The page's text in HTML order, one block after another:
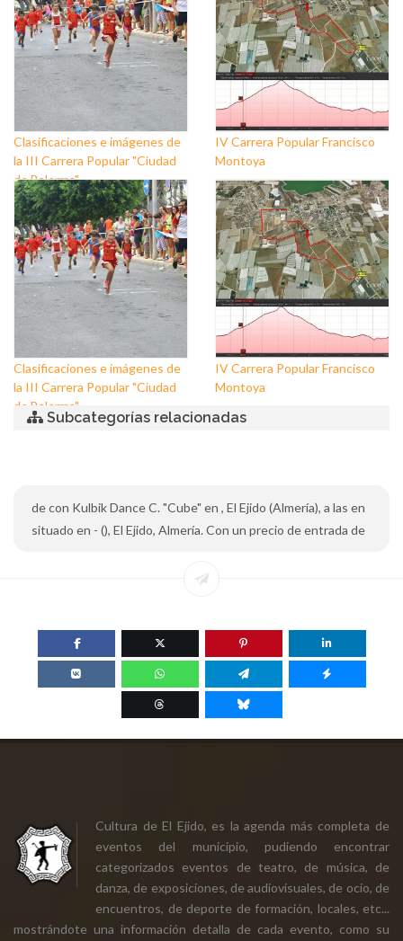
Clasificaciones e imágenes de
la III Carrera Popular "Ciudad
de Balerma"
IV Carrera Popular Francisco
Montoya
Clasificaciones e imágenes de
la III Carrera Popular "Ciudad
de Balerma"
IV Carrera Popular Francisco
Montoya
Subcategorías relacionadas
de con Kulbik Dance C. "Cube" en , El Ejido (Almería), a las en
situado en - (), El Ejido, Almería. Con un precio de entrada de
Cultura de El Ejido, es la agenda más completa de
eventos del municipio, pudiendo encontrar
categorizados eventos de teatro, de música, de
danza, de exposiciones, de audiovisuales, de ocio, de
encuentros, de deporte de formación, locales, etc...
mostrándote una información detalla de cada evento, como su